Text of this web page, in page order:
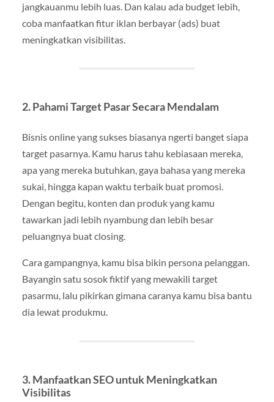
jangkauanmu lebih luas. Dan kalau ada budget lebih,
coba manfaatkan fitur iklan berbayar (ads) buat
meningkatkan visibilitas.
2.Pahami Target Pasar Secara Mendalam
Bisnis online yang sukses biasanya ngerti banget siapa
target pasarnya. Kamu harus tahu kebiasaan mereka,
apa yang mereka butuhkan, gaya bahasa yang mereka
sukai, hingga kapan waktu terbaik buat promosi.
Dengan begitu, konten dan produk yang kamu
tawarkan jadi lebih nyambung dan lebih besar
peluangnya buat closing.
Cara gampangnya, kamu bisa bikin persona pelanggan.
Bayangin satu sosok fiktif yang mewakili target
pasarmu, lalu pikirkan gimana caranya kamu bisa bantu
dia lewat produkmu.
3.Manfaatkan SEO untuk Meningkatkan
Visibilitas